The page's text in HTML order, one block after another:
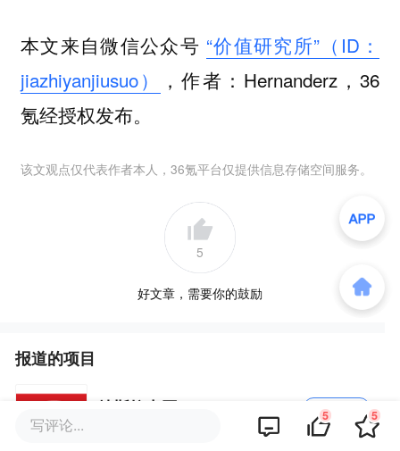
本文来自微信公众号 “价值研究所”（ID：
jiazhiyanjiusuo）
，作者：Hernanderz，36
氪经授权发布。
该文观点仅代表作者本人，36氪平台仅提供信息存储空间服务。
5
好文章，需要你的鼓励
报道的项目
我要联络
写评论... 5 5